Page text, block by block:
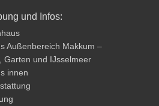
und Infos:
Außenbereich Makkum –
Garten und IJsselmeer
innen